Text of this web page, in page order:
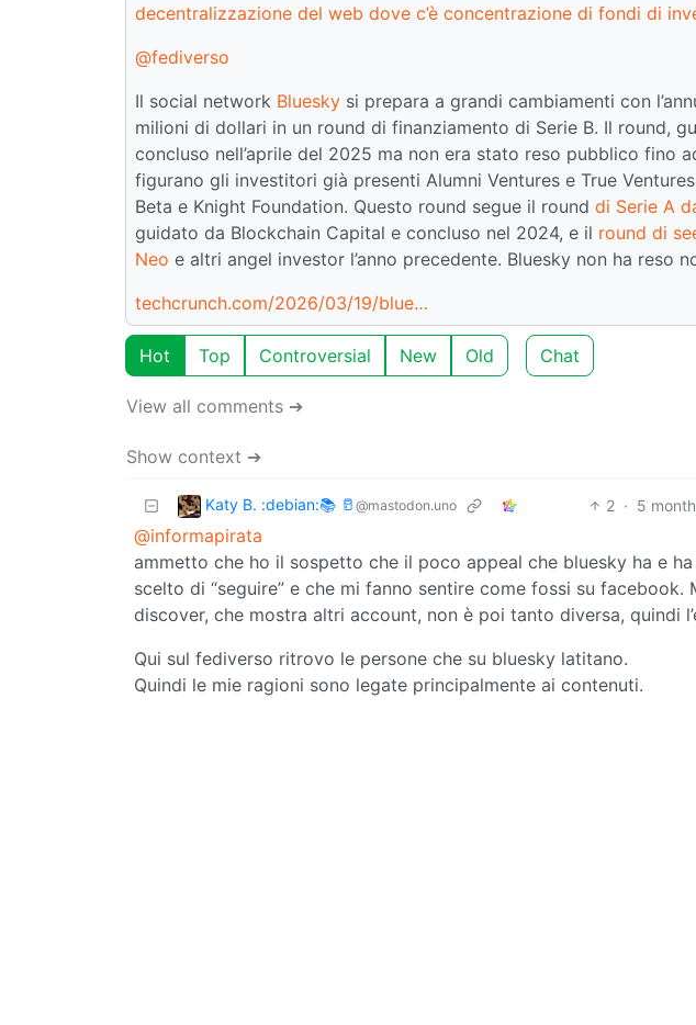
decentralizzazione del web dove c’è concentrazione di fondi di
@fediverso
Il social network Bluesky si prepara a grandi cambiamenti con
milioni di dollari in un round di finanziamento di Serie B. Il round,
concluso nell’aprile del 2025 ma non era stato reso pubblico fino
figurano gli investitori già presenti Alumni Ventures e True
Beta e Knight Foundation. Questo round segue il round di Serie A
guidato da Blockchain Capital e concluso nel 2024, e il round di
Neo e altri angel investor l’anno precedente. Bluesky non ha reso
techcrunch.com/2026/03/19/blue…
Hot Top Controversial New Old Chat
View all comments ➔
Show context ➔
Katy B. :debian:📚 🥛 @mastodon.uno 2 · 5
@informapirata
ammetto che ho il sospetto che il poco appeal che bluesky ha e
scelto di “seguire” e che mi fanno sentire come fossi su facebook.
discover, che mostra altri account, non è poi tanto diversa, quindi
Qui sul fediverso ritrovo le persone che su bluesky latitano.
Quindi le mie ragioni sono legate principalmente ai contenuti.